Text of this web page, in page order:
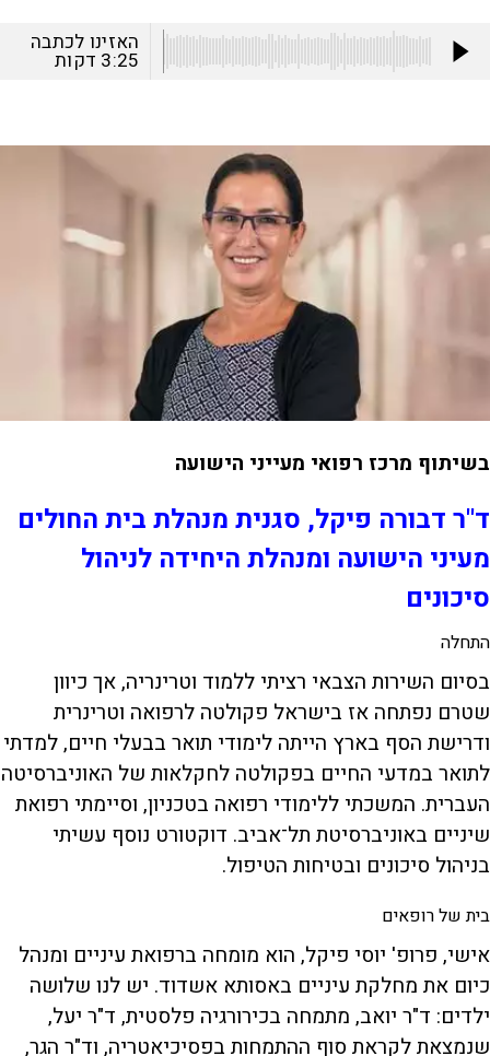
האזינו לכתבה
3:25 דקות
בשיתוף מרכז רפואי מעייני הישועה
ד"ר דבורה פיקל, סגנית מנהלת בית החולים
מעיני הישועה ומנהלת היחידה לניהול
סיכונים
התחלה
בסיום השירות הצבאי רציתי ללמוד וטרינריה, אך כיוון
שטרם נפתחה אז בישראל פקולטה לרפואה וטרינרית
ודרישת הסף בארץ הייתה לימודי תואר בבעלי חיים, למדתי
לתואר במדעי החיים בפקולטה לחקלאות של האוניברסיטה
העברית. המשכתי ללימודי רפואה בטכניון, וסיימתי רפואת
שיניים באוניברסיטת תל־אביב. דוקטורט נוסף עשיתי
בניהול סיכונים ובטיחות הטיפול.
בית של רופאים
אישי, פרופ' יוסי פיקל, הוא מומחה ברפואת עיניים ומנהל
כיום את מחלקת עיניים באסותא אשדוד. יש לנו שלושה
ילדים: ד"ר יואב, מתמחה בכירורגיה פלסטית, ד"ר יעל,
שנמצאת לקראת סוף ההתמחות בפסיכיאטריה, וד"ר הגר,